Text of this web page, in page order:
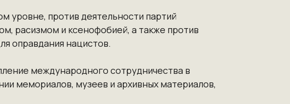
уровне, против деятельности партий
расизмом и ксенофобией, а также против
оправдания нацистов.
международного сотрудничества в
мемориалов, музеев и архивных материалов,